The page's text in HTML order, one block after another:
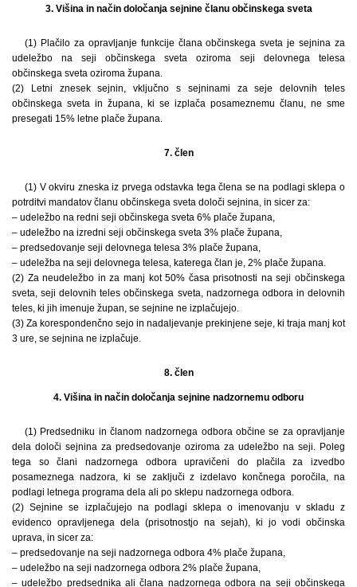
3. Višina in način določanja sejnine članu občinskega sveta
(1) Plačilo za opravljanje funkcije člana občinskega sveta je sejnina za
udeležbo na seji občinskega sveta oziroma seji delovnega telesa
občinskega sveta oziroma župana.
(2) Letni znesek sejnin, vključno s sejninami za seje delovnih teles
občinskega sveta in župana, ki se izplača posameznemu članu, ne sme
presegati 15% letne plače župana.
7. člen
(1) V okviru zneska iz prvega odstavka tega člena se na podlagi sklepa o
potrditvi mandatov članu občinskega sveta določi sejnina, in sicer za:
– udeležbo na redni seji občinskega sveta 6% plače župana,
– udeležbo na izredni seji občinskega sveta 3% plače župana,
– predsedovanje seji delovnega telesa 3% plače župana,
– udeležba na seji delovnega telesa, katerega član je, 2% plače župana.
(2) Za neudeležbo in za manj kot 50% časa prisotnosti na seji občinskega
sveta, seji delovnih teles občinskega sveta, nadzornega odbora in delovnih
teles, ki jih imenuje župan, se sejnine ne izplačujejo.
(3) Za korespondenčno sejo in nadaljevanje prekinjene seje, ki traja manj kot
3 ure, se sejnina ne izplačuje.
8. člen
4. Višina in način določanja sejnine nadzornemu odboru
(1) Predsedniku in članom nadzornega odbora občine se za opravljanje
dela določi sejnina za predsedovanje oziroma za udeležbo na seji. Poleg
tega so člani nadzornega odbora upravičeni do plačila za izvedbo
posameznega nadzora, ki se zaključi z izdelavo končnega poročila, na
podlagi letnega programa dela ali po sklepu nadzornega odbora.
(2) Sejnine se izplačujejo na podlagi sklepa o imenovanju v skladu z
evidenco opravljenega dela (prisotnostjo na sejah), ki jo vodi občinska
uprava, in sicer za:
– predsedovanje na seji nadzornega odbora 4% plače župana,
– udeležbo na seji nadzornega odbora 2% plače župana,
– udeležbo predsednika ali člana nadzornega odbora na seji občinskega